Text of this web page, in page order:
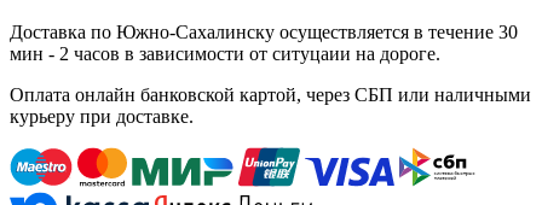
Доставка по Южно-Сахалинску осуществляется в течение 30
мин - 2 часов в зависимости от ситуцаии на дороге.
Оплата онлайн банковской картой, через СБП или наличными
курьеру при доставке.